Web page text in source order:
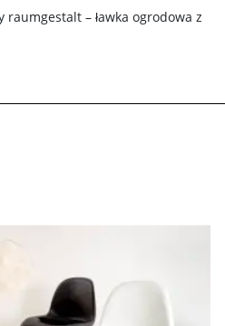
raumgestalt – ławka ogrodowa z